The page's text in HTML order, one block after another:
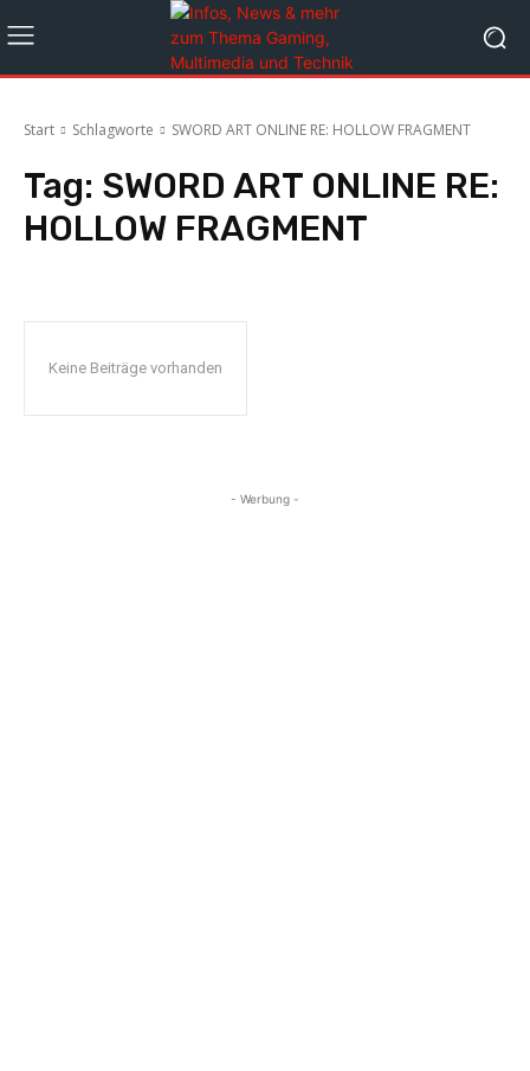
Start Schlagworte SWORD ART ONLINE RE: HOLLOW FRAGMENT
Tag: SWORD ART ONLINE RE:
HOLLOW FRAGMENT
Keine Beiträge vorhanden
- Werbung -